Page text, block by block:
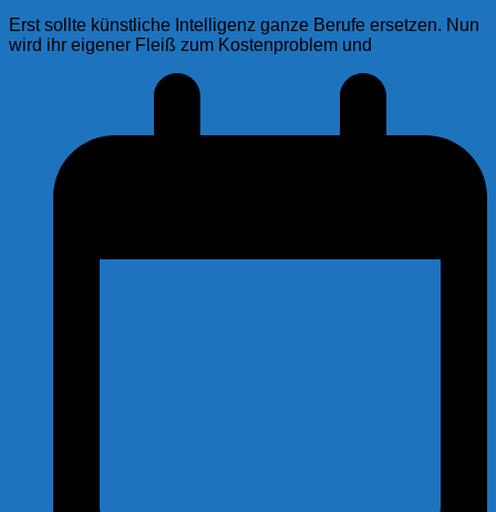
Erst sollte künstliche Intelligenz ganze Berufe ersetzen. Nun
wird ihr eigener Fleiß zum Kostenproblem und